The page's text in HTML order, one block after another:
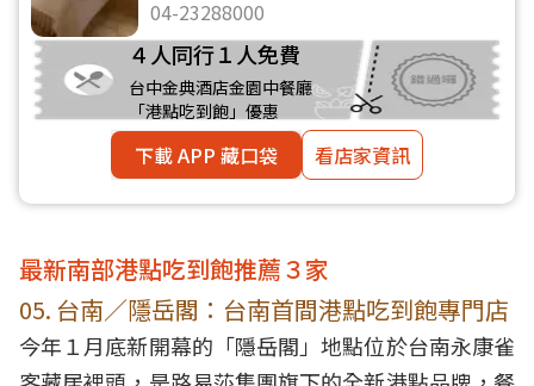
04-23288000
４人同行１人免費
台中金典酒店金園中餐廳
「港點吃到飽」優惠
下載 APP 藏口袋 看店家資訊
最新南部港點吃到飽推薦３家
05. 台南／隱岳閣：台南首間港點吃到飽專門店
今年１月底新開幕的「隱岳閣 」地點位於台南永康雀